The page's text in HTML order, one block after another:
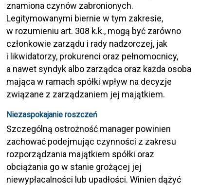
znamiona czynów zabronionych.
Legitymowanymi biernie w tym zakresie,
w rozumieniu art. 308 k.k., mogą być zarówno
członkowie zarządu i rady nadzorczej, jak
i likwidatorzy, prokurenci oraz pełnomocnicy,
a nawet syndyk albo zarządca oraz każda osoba
mająca w ramach spółki wpływ na decyzje
związane z zarządzaniem jej majątkiem.
Niezaspokajanie roszczeń
Szczególną ostrożność manager powinien
zachować podejmując czynności z zakresu
rozporządzania majątkiem spółki oraz
obciążania go w stanie grożącej jej
niewypłacalności lub upadłości. Winien dążyć